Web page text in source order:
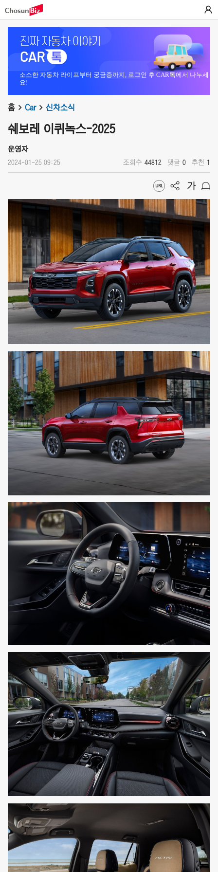
소소한 자동차 라이프부터 궁금증까지, 로그인 후 CAR톡에서 나누세
요!
홈 Car 신차소식
쉐보레 이퀴녹스-2025
운영자
2024-01-25 09:25 조회수 44812 댓글 0 추천 1